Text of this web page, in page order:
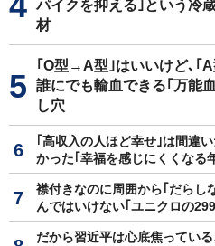
パイクを抑える｣という冷
材
｢O型→A型｣はいいけど､｢
誰にでも輸血できる｢万能
し穴
｢高収入の人ほど幸せ｣は間違
かった｢幸福を感じにくくなる
襟付きなのに周囲から｢だら
んではいけない｢ユニクロの
だから習近平は心底焦ってい